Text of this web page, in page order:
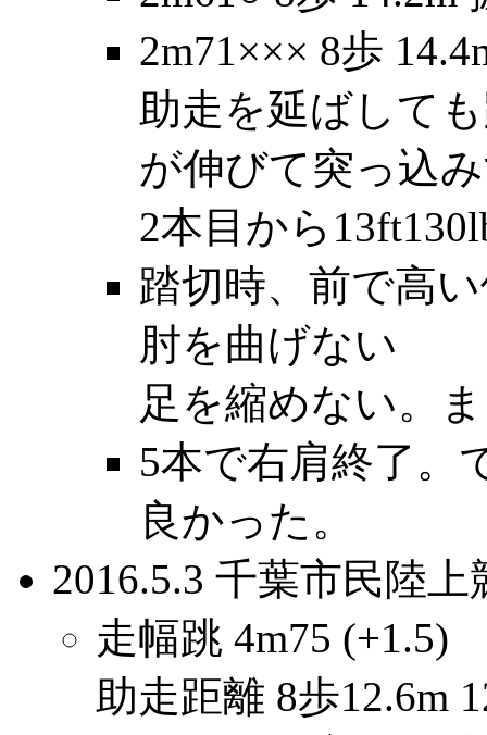
2m71××× 8歩
助走を延ばして
が伸びて突っ込
2本目から
踏切時、前で高
肘を曲げない
足を縮めない。
5本で右肩終了。
良かった。
2016.5.3 千葉市民陸
走幅跳 4m75 (+1.5)
助走距離 8歩12.6m